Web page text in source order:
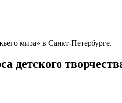
мира» в Санкт-Петербурге.